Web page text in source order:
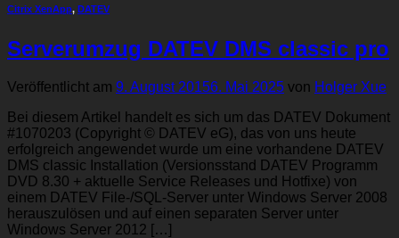
Citrix XenApp, DATEV
Serverumzug DATEV DMS classic pro
Veröffentlicht am 9. August 20156. Mai 2025 von Holger Xue
Bei diesem Artikel handelt es sich um das DATEV Dokument
#1070203 (Copyright © DATEV eG), das von uns heute
erfolgreich angewendet wurde um eine vorhandene DATEV
DMS classic Installation (Versionsstand DATEV Programm
DVD 8.30 + aktuelle Service Releases und Hotfixe) von
einem DATEV File-/SQL-Server unter Windows Server 2008
herauszulösen und auf einen separaten Server unter
Windows Server 2012 […]